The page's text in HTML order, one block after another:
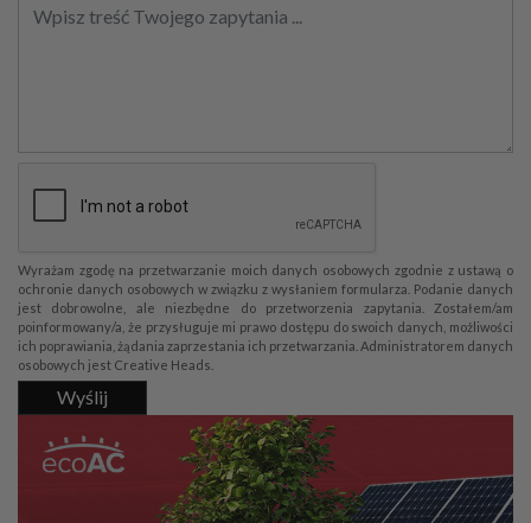
Wyrażam zgodę na przetwarzanie moich danych osobowych zgodnie z ustawą o
ochronie danych osobowych w związku z wysłaniem formularza. Podanie danych
jest dobrowolne, ale niezbędne do przetworzenia zapytania. Zostałem/am
poinformowany/a, że przysługuje mi prawo dostępu do swoich danych, możliwości
ich poprawiania, żądania zaprzestania ich przetwarzania. Administratorem danych
osobowych jest Creative Heads.
Wyślij